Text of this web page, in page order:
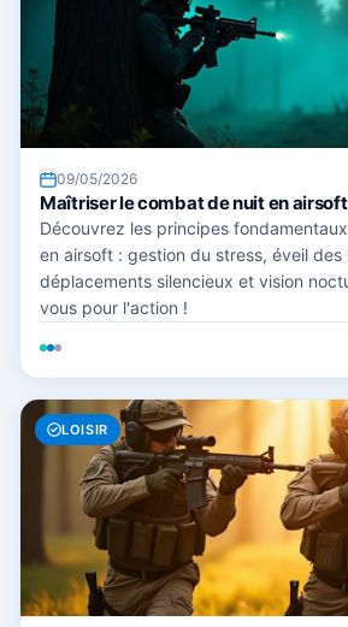
09/05/2026
Maîtriser le combat de nuit en
Découvrez les principes
en airsoft : gestion du stress, éveil des
déplacements silencieux et vision
vous pour l'action !
LOISIR